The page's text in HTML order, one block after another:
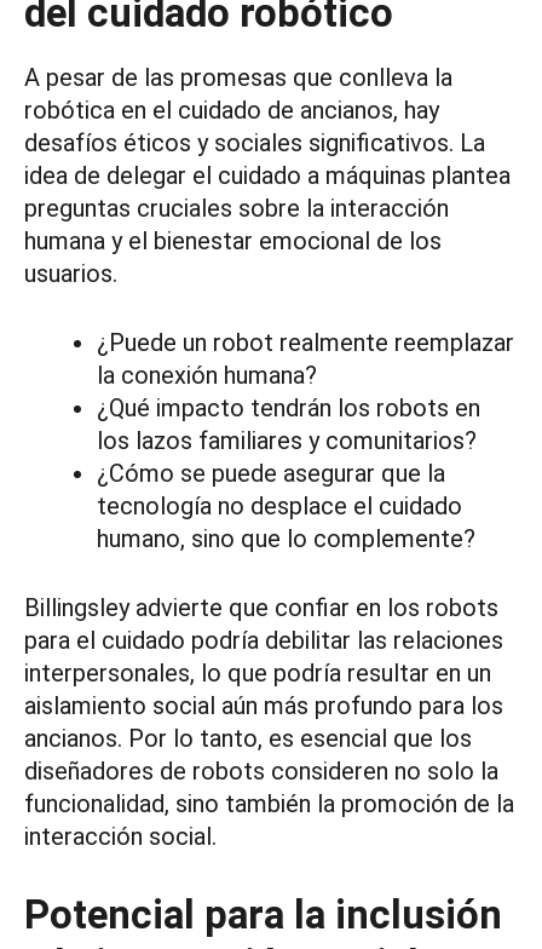
del cuidado robótico
A pesar de las promesas que conlleva la
robótica en el cuidado de ancianos, hay
desafíos éticos y sociales significativos. La
idea de delegar el cuidado a máquinas plantea
preguntas cruciales sobre la interacción
humana y el bienestar emocional de los
usuarios.
¿Puede un robot realmente reemplazar
la conexión humana?
¿Qué impacto tendrán los robots en
los lazos familiares y comunitarios?
¿Cómo se puede asegurar que la
tecnología no desplace el cuidado
humano, sino que lo complemente?
Billingsley advierte que confiar en los robots
para el cuidado podría debilitar las relaciones
interpersonales, lo que podría resultar en un
aislamiento social aún más profundo para los
ancianos. Por lo tanto, es esencial que los
diseñadores de robots consideren no solo la
funcionalidad, sino también la promoción de la
interacción social.
Potencial para la inclusión